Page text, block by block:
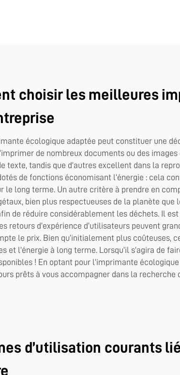
choisir les meilleures
écologique adaptée peut constituer une
de nombreux documents ou des
texte, tandis que d’autres excellent dans la
de fonctions économisant l’énergie : cela
le long terme. Un autre critère à prendre en
bien plus respectueuses de la planète
de réduire considérablement les déchets. Il
retours d’expérience d’utilisateurs peuvent
le prix. Bien qu’initialement plus
et l’énergie à long terme. Lorsqu’il s’agira de
! En optant pour l’imprimante
prêts à vous accompagner dans la
d’utilisation courants